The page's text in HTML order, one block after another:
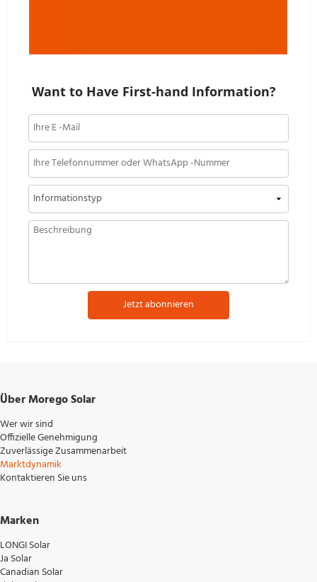
Want to Have First-hand Information?
Jetzt abonnieren
Über Morego Solar
Wer wir sind
Offizielle Genehmigung
Zuverlässige Zusammenarbeit
Marktdynamik
Kontaktieren Sie uns
Marken
LONGI Solar
Ja Solar
Canadian Solar